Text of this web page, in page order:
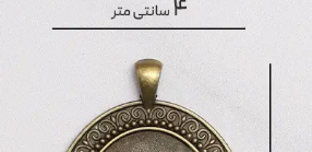
بوبین نخ گلدوزی
قیچی گلدوزی
کارگاه شماره دوزی
نخ شماره دوزی
کتاب شماره دوزی